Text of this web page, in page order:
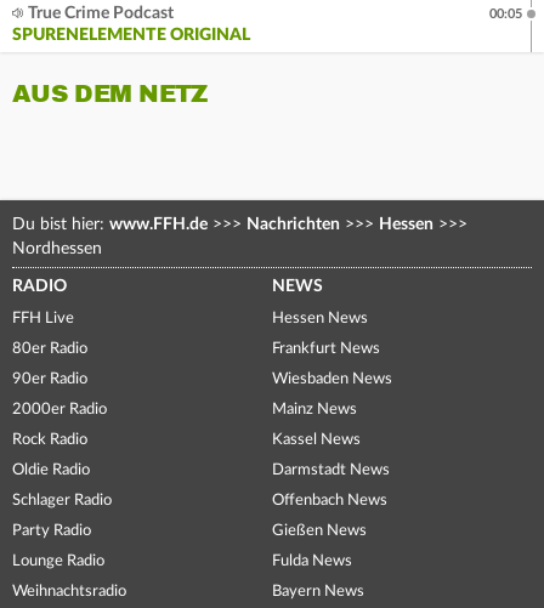
True Crime Podcast
SPURENELEMENTE ORIGINAL
00:05
AUS DEM NETZ
Du bist hier: www.FFH.de >>> Nachrichten >>> Hessen >>>
Nordhessen
RADIO
FFH Live
80er Radio
90er Radio
2000er Radio
Rock Radio
Oldie Radio
Schlager Radio
Party Radio
Lounge Radio
Weihnachtsradio
NEWS
Hessen News
Frankfurt News
Wiesbaden News
Mainz News
Kassel News
Darmstadt News
Offenbach News
Gießen News
Fulda News
Bayern News